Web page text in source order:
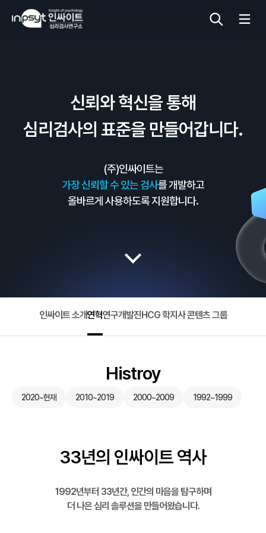
신뢰와 혁신을 통해
심리검사의 표준을 만들어갑니다.
(주)인싸이트는
가장 신뢰할 수 있는 검사를 개발하고
올바르게 사용하도록 지원합니다.
인싸이트 소개연혁연구개발진HCG 학지사 콘텐츠 그룹
Histroy
2020~현재 2010~2019 2000~2009 1992~1999
33년의 인싸이트 역사
1992년부터 33년간, 인간의 마음을 탐구하며
더 나은 심리 솔루션을 만들어왔습니다.